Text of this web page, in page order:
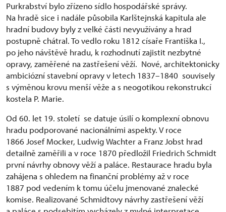
Purkrabství bylo zřízeno sídlo hospodářské správy.
Na hradě sice i nadále působila Karlštejnská kapitula ale
hradní budovy byly z velké části nevyužívány a hrad
postupně chátral. To vedlo roku 1812 císaře Františka I.,
po jeho návštěvě hradu, k rozhodnutí zajistit nezbytné
opravy, zaměřené na zastřešení věží. Nové, architektonicky
ambiciózní stavební opravy v letech 1837–1840 souvisely
s výměnou krovu menší věže a s neogotikou rekonstrukcí
kostela P. Marie.
Od 60. let 19. století se datuje úsilí o komplexní obnovu
hradu podporované nacionálními aspekty. V roce
1866 Josef Mocker, Ludwig Wachter a Franz Jobst hrad
detailně zaměřili a v roce 1870 předložil Friedrich Schmidt
první návrhy obnovy věží a paláce. Restaurace hradu byla
zahájena s ohledem na finanční problémy až v roce
1887 pod vedením k tomu účelu jmenované znalecké
komise. Realizované Schmidtovy návrhy zastřešení věží